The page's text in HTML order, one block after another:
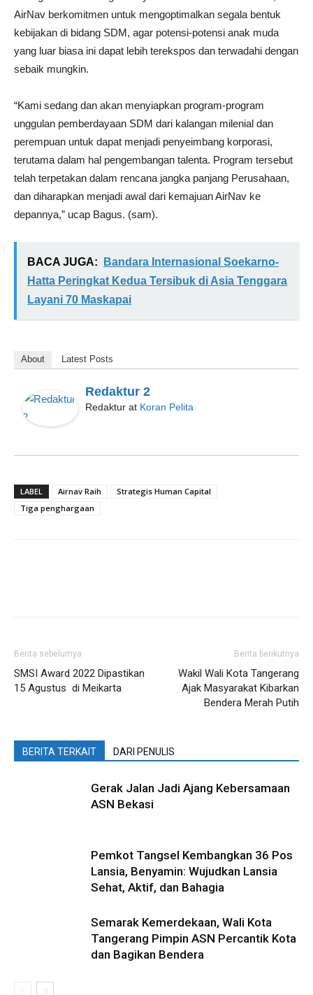
AirNav berkomitmen untuk mengoptimalkan segala bentuk
kebijakan di bidang SDM, agar potensi-potensi anak muda
yang luar biasa ini dapat lebih terekspos dan terwadahi dengan
sebaik mungkin.
“Kami sedang dan akan menyiapkan program-program
unggulan pemberdayaan SDM dari kalangan milenial dan
perempuan untuk dapat menjadi penyeimbang korporasi,
terutama dalam hal pengembangan talenta. Program tersebut
telah terpetakan dalam rencana jangka panjang Perusahaan,
dan diharapkan menjadi awal dari kemajuan AirNav ke
depannya,” ucap Bagus. (sam).
BACA JUGA:
Bandara Internasional Soekarno-
Hatta Peringkat Kedua Tersibuk di Asia Tenggara
Layani 70 Maskapai
About Latest Posts
Redaktur 2
Redaktur at Koran Pelita
LABEL Airnav Raih
Strategis Human Capital
Tiga penghargaan
Berita sebelumya
SMSI Award 2022 Dipastikan
15 Agustus di Meikarta
Berita berikutnya
Wakil Wali Kota Tangerang
Ajak Masyarakat Kibarkan
Bendera Merah Putih
BERITA TERKAIT DARI PENULIS
Gerak Jalan Jadi Ajang Kebersamaan
ASN Bekasi
Pemkot Tangsel Kembangkan 36 Pos
Lansia, Benyamin: Wujudkan Lansia
Sehat, Aktif, dan Bahagia
Semarak Kemerdekaan, Wali Kota
Tangerang Pimpin ASN Percantik Kota
dan Bagikan Bendera